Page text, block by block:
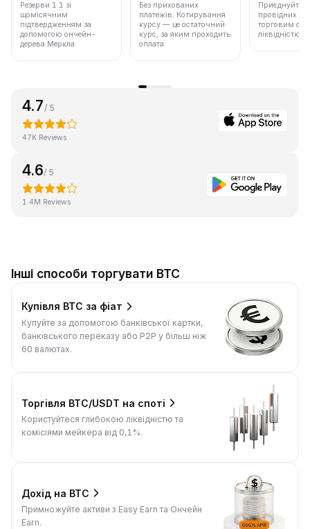
Резерви 1:1 зі
щомісячним
підтвердженням за
допомогою ончейн-
дерева Меркла.
Без прихованих
платежів. Котирування
курсу — це остаточний
курс, за яким проходить
оплата.
Приєднуйтеся
провідних
торговим
ліквідністю.
4.7/ 5
47K Reviews
4.6/ 5
1.4M Reviews
Інші способи торгувати BTC
Купівля BTC за фіат
Купуйте за допомогою банківської картки,
банківського переказу або P2P у більш ніж
60 валютах.
Торгівля BTC/USDT на споті
Користуйтеся глибокою ліквідністю та
комісіями мейкера від 0,1%.
Дохід на BTC
Примножуйте активи з Easy Earn та Ончейн
Earn.